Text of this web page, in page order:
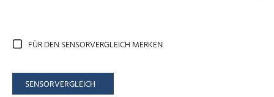
FÜR DEN SENSORVERGLEICH MERKEN
SENSORVERGLEICH